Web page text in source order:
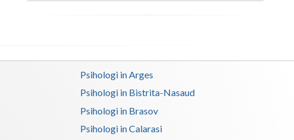
Psihologi in Arges
Psihologi in Bistrita-Nasaud
Psihologi in Brasov
Psihologi in Calarasi